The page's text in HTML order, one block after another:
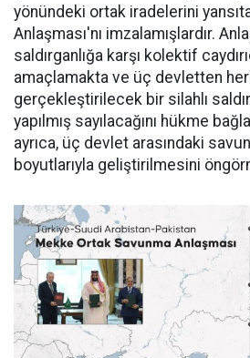
yönündeki ortak iradelerini
Anlaşması'nı imzalamışlardır.
saldırganlığa karşı kolektif
amaçlamakta ve üç devletten
gerçekleştirilecek bir silahlı
yapılmış sayılacağını hükme
ayrıca, üç devlet arasındaki
boyutlarıyla geliştirilmesini